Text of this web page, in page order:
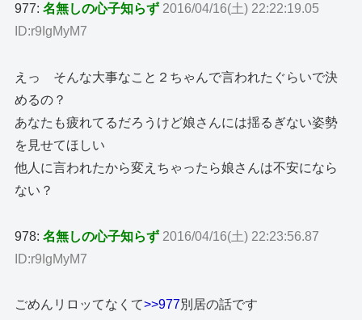
977:名無しの心子知らず 2016/04/16(土) 22:22:19.05
ID:r9IgMyM7
えっ そんな大事なこと２ちゃんで言われたぐらいで決
めるの？
あなたも疲れてるだろうけど娘さんには揺るぎない姿勢
を見せてほしい
他人に言われたから変えちゃったら娘さんは不安になら
ない？
978:名無しの心子知らず 2016/04/16(土) 22:23:56.87
ID:r9IgMyM7
ごめんリロッてなくて>>977別居の話です